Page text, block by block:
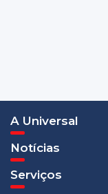
A Universal
Notícias
Serviços